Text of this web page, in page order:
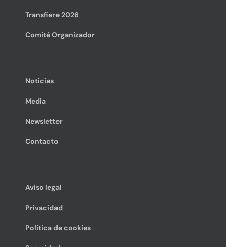
Transfiere 2026
Comité Organizador
Noticias
Media
Newsletter
Contacto
Aviso legal
Privacidad
Política de cookies